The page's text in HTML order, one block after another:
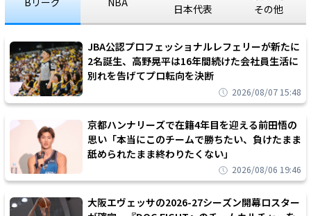
日本代表
その他
JBA公認プロフェッショナルレフェリーが新たに
2名誕生、高野晃平は16年間続けた会社員生活に
別れを告げてプロ転向を決断
2026/08/07 15:48
京都ハンナリーズで在籍4年目を迎える前田悟の
思い「本当にこのチームで勝ちたい、負けたまま
舐められたまま終わりたくない」
2026/08/06 19:46
大阪エヴェッサの2026-27シーズン開幕ロスター